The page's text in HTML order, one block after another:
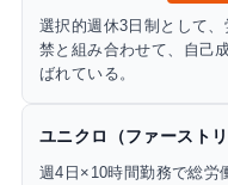
選択的週休3日制として
禁と組み合わせて、自己
ばれている。
ユニクロ（ファーストリ
週4日×10時間勤務で総労